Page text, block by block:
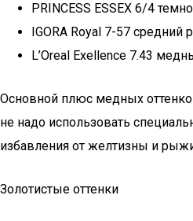
PRINCESS ESSEX 6/4
IGORA Royal 7-57
L’Oreal Exellence 7.43
Основной плюс медных
не надо использовать
избавления от желтизны и
Золотистые оттенки